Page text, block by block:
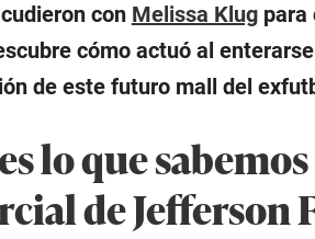
con Melissa Klugpara
cómo actuó al
de este futuro mall del
lo que
de Jefferson